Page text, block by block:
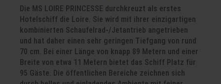
Die MS LOIRE PRINCESSE durchkreuzt als erstes
Hotelschiff die Loire. Sie wird mit ihrer einzigartigen
kombinierten Schaufelrad-/Jetantrieb angetrieben
und hat daher einen sehr geringen Tiefgang von rund
70 cm. Bei einer Länge von knapp 89 Metern und einer
Breite von etwa 11 Metern bietet das Schiff Platz für
95 Gäste. Die öffentlichen Bereiche zeichnen sich